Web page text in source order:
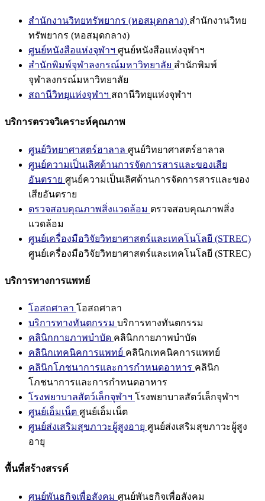
สำนักงานวิทยทรัพยากร (หอสมุดกลาง) สำนักงานวิทย
ทรัพยากร (หอสมุดกลาง)
ศูนย์หนังสือแห่งจุฬาฯ ศูนย์หนังสือแห่งจุฬาฯ
สำนักพิมพ์จุฬาลงกรณ์มหาวิทยาลัย สำนักพิมพ์
จุฬาลงกรณ์มหาวิทยาลัย
สถานีวิทยุแห่งจุฬาฯ สถานีวิทยุแห่งจุฬาฯ
บริการตรวจวิเคราะห์คุณภาพ
ศูนย์วิทยาศาสตร์ฮาลาล ศูนย์วิทยาศาสตร์ฮาลาล
ศูนย์ความเป็นเลิศด้านการจัดการสารและของเสีย
อันตราย ศูนย์ความเป็นเลิศด้านการจัดการสารและของ
เสียอันตราย
ตรวจสอบคุณภาพสิ่งแวดล้อม ตรวจสอบคุณภาพสิ่ง
แวดล้อม
ศูนย์เครื่องมือวิจัยวิทยาศาสตร์และเทคโนโลยี (STREC)
ศูนย์เครื่องมือวิจัยวิทยาศาสตร์และเทคโนโลยี (STREC)
บริการทางการแพทย์
โอสถศาลา โอสถศาลา
บริการทางทันตกรรม บริการทางทันตกรรม
คลินิกกายภาพบำบัด คลินิกกายภาพบำบัด
คลินิกเทคนิคการแพทย์ คลินิกเทคนิคการแพทย์
คลินิกโภชนาการและการกำหนดอาหาร คลินิก
โภชนาการและการกำหนดอาหาร
โรงพยาบาลสัตว์เล็กจุฬาฯ โรงพยาบาลสัตว์เล็กจุฬาฯ
ศูนย์เอ็มเน็ต ศูนย์เอ็มเน็ต
ศูนย์ส่งเสริมสุขภาวะผู้สูงอายุ ศูนย์ส่งเสริมสุขภาวะผู้สูง
อายุ
พื้นที่สร้างสรรค์
ศูนย์พันธกิจเพื่อสังคม ศูนย์พันธกิจเพื่อสังคม